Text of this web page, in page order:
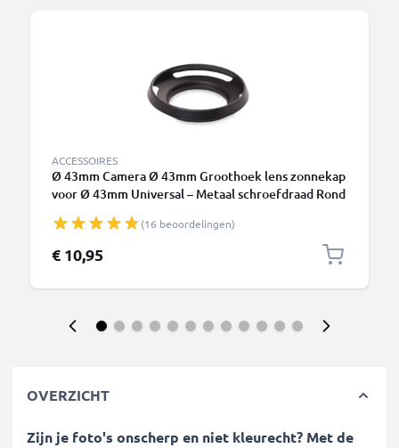
ACCESSOIRES
Ø 43mm Camera Ø 43mm Groothoek lens zonnekap
voor Ø 43mm Universal – Metaal schroefdraad Rond
(16 beoordelingen)
€ 10,95
OVERZICHT
Zijn je foto's onscherp en niet kleurecht? Met de